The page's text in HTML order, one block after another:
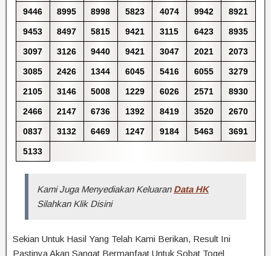
9446 8995 8998 5823 4074 9942 8921
9453 8497 5815 9421 3115 6423 8935
3097 3126 9440 9421 3047 2021 2073
3085 2426 1344 6045 5416 6055 3279
2105 3146 5008 1229 6026 2571 8930
2466 2147 6736 1392 8419 3520 2670
0837 3132 6469 1247 9184 5463 3691
5133
Kami Juga Menyediakan Keluaran Data HK
Silahkan Klik Disini
Sekian Untuk Hasil Yang Telah Kami Berikan, Result Ini
Pastinya Akan Sangat Bermanfaat Untuk Sobat Togel